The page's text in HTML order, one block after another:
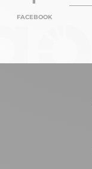
FACEBOOK